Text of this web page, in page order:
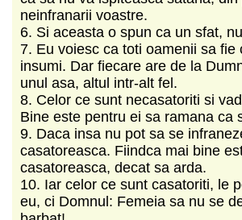
neinfranarii voastre.
6. Si aceasta o spun ca un sfat,
7. Eu voiesc ca toti oamenii sa fie
insumi. Dar fiecare are de la
unul asa, altul intr-alt fel.
8. Celor ce sunt necasatoriti si
Bine este pentru ei sa ramana ca
9. Daca insa nu pot sa se
casatoreasca. Fiindca mai bine
casatoreasca, decat sa arda.
10. Iar celor ce sunt casatoriti, le
eu, ci Domnul: Femeia sa nu se